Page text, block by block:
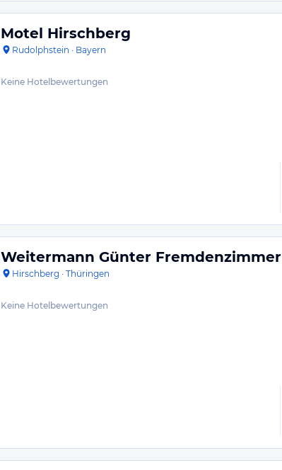
Motel Hirschberg
Rudolphstein · Bayern
Keine Hotelbewertungen
Weitermann Günter Fremdenzimmer
Hirschberg · Thüringen
Keine Hotelbewertungen